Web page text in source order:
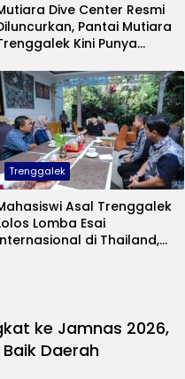
Dive Center Resmi
Pantai Mutiara
Kini Punya
Trenggalek
Asal Trenggalek
Lomba Esai
di Thailand,
ke Jamnas 2026,
Daerah